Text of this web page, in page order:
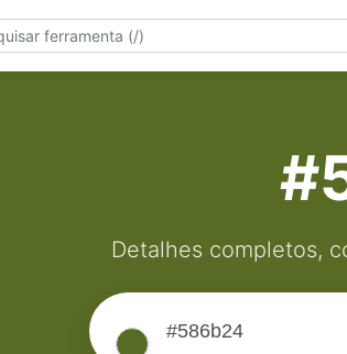
Detalhes completos,